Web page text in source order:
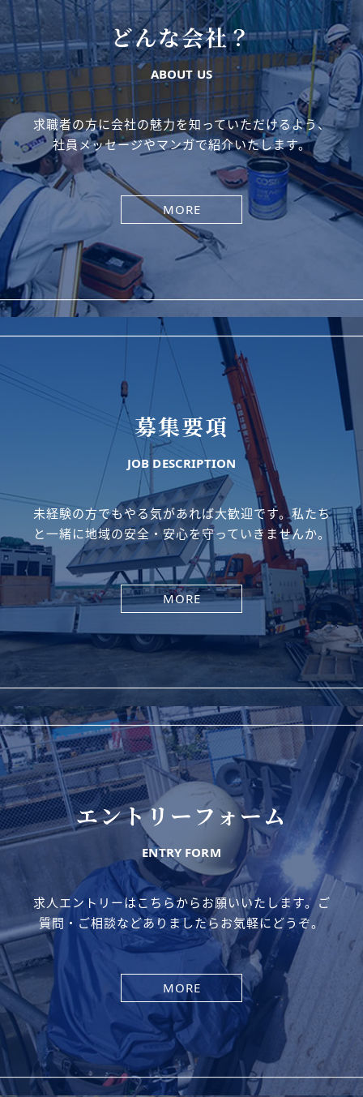
どんな会社？
ABOUT US
求職者の方に会社の魅力を知っていただけるよう、
社員メッセージやマンガで紹介いたします。
MORE
募集要項
JOB DESCRIPTION
未経験の方でもやる気があれば大歓迎です。私たち
と一緒に地域の安全・安心を守っていきませんか。
MORE
エントリーフォーム
ENTRY FORM
求人エントリーはこちらからお願いいたします。ご
質問・ご相談などありましたらお気軽にどうぞ。
MORE